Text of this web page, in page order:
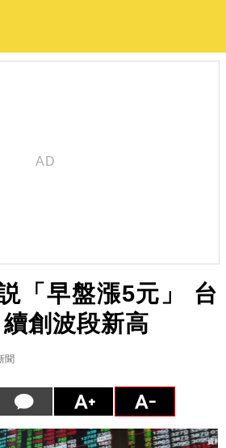
「早盤漲5元」 台
創波段新高
聞